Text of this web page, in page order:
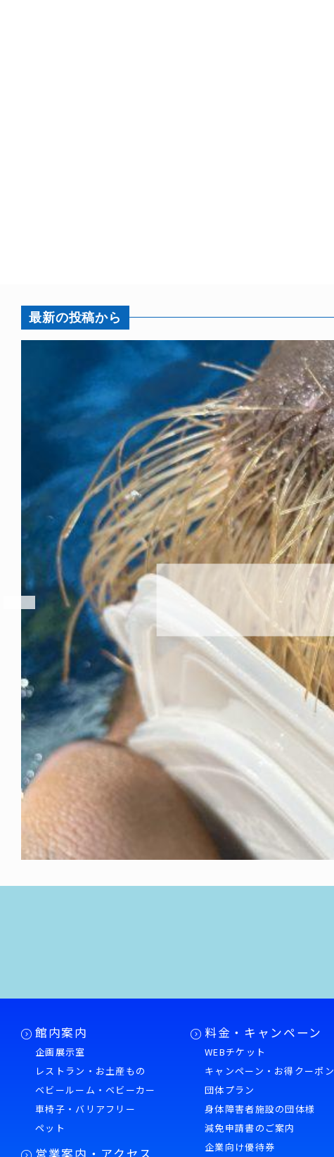
最新の投稿から
館内案内
企画展示室
レストラン・お土産もの
ベビールーム・ベビーカー
車椅子・バリアフリー
ペット
営業案内・アクセス
料金・キャンペーン
WEBチケット
キャンペーン・お得クーポン
団体プラン
身体障害者施設の団体様
減免申請書のご案内
企業向け優待券